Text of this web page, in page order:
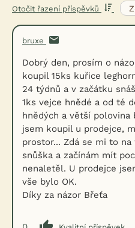
Otočit řazení příspěvků
bruxe
Dobrý den, prosím o
koupil 15ks kuřice
24 týdnů a v začátku
1ks vejce hnědé a od té
hnědých a větší
jsem koupil u prodejce,
prostor... Zdá se mi to
snůška a začínám mít
nenaletěl. U prodejce
vše bylo OK.
Díky za názor Břeťa